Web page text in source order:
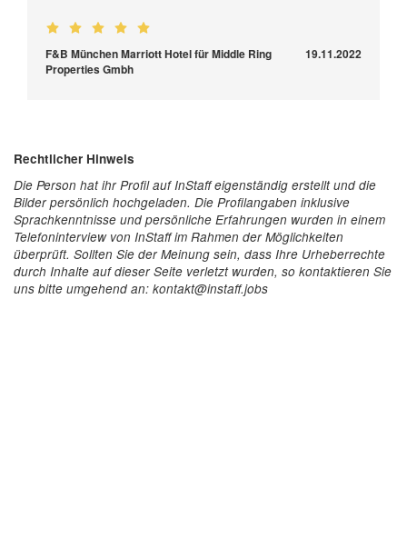
F&B München Marriott Hotel für Middle Ring
Properties Gmbh
19.11.2022
Rechtlicher Hinweis
Die Person hat ihr Profil auf InStaff eigenständig erstellt und die
Bilder persönlich hochgeladen. Die Profilangaben inklusive
Sprachkenntnisse und persönliche Erfahrungen wurden in einem
Telefoninterview von InStaff im Rahmen der Möglichkeiten
überprüft. Sollten Sie der Meinung sein, dass Ihre Urheberrechte
durch Inhalte auf dieser Seite verletzt wurden, so kontaktieren Sie
uns bitte umgehend an: kontakt@instaff.jobs